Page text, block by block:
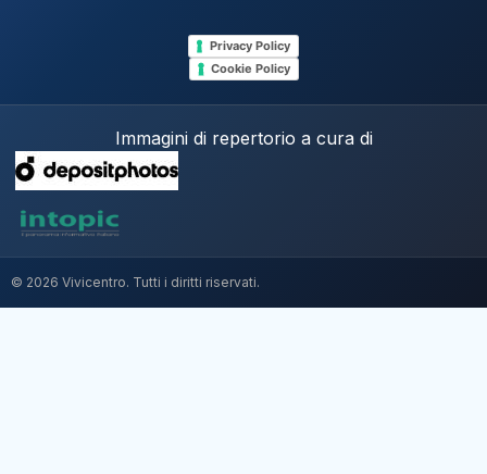
Privacy Policy
Cookie Policy
Immagini di repertorio a cura di
© 2026 Vivicentro. Tutti i diritti riservati.